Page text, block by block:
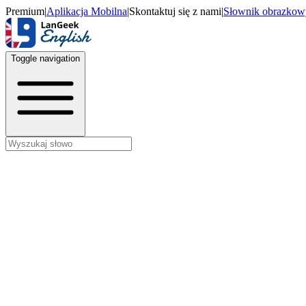
Premium|Aplikacja Mobilna|Skontaktuj się z nami|Słownik
Toggle navigation